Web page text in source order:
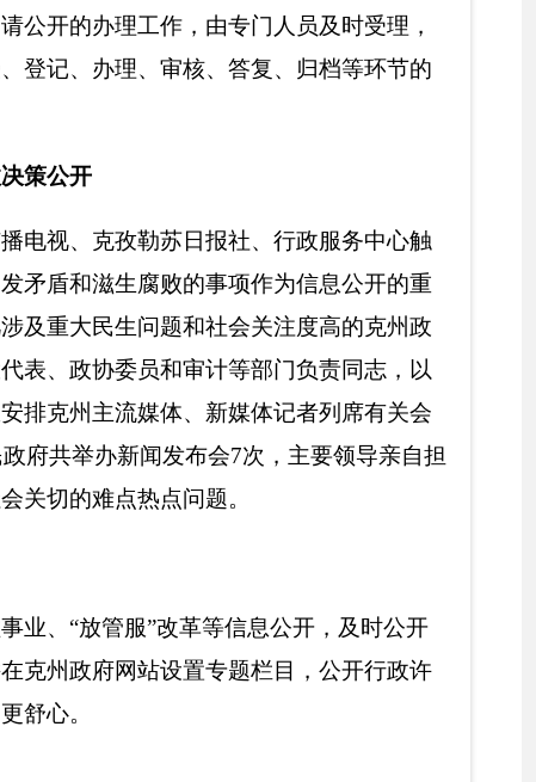
信息公开，及时公开
栏目，公开行政许
公开发布清理承接、取
事项18项，下放行政
事项109项。二是在州
（其中：行政许可99
随机、一公开”监管，
批流程。按照“能简则
压缩，进一步缩短审
长18.9%，按时办结
众办事百项堵点问题
工作落实